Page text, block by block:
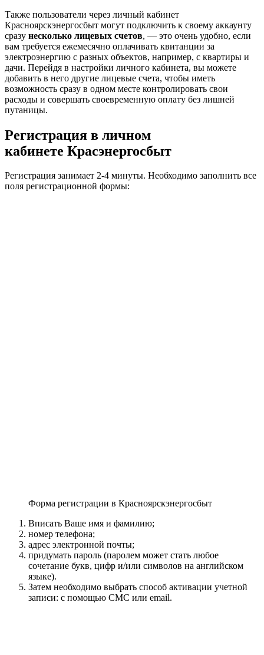
Также пользователи через личный кабинет
Красноярскэнергосбыт могут подключить к своему аккаунту
сразу несколько лицевых счетов, — это очень удобно, если
вам требуется ежемесячно оплачивать квитанции за
электроэнергию с разных объектов, например, с квартиры и
дачи. Перейдя в настройки личного кабинета, вы можете
добавить в него другие лицевые счета, чтобы иметь
возможность сразу в одном месте контролировать свои
расходы и совершать своевременную оплату без лишней
путаницы.
Регистрация в личном
кабинете Красэнергосбыт
Регистрация занимает 2-4 минуты. Необходимо заполнить все
поля регистрационной формы:
Форма регистрации в Красноярскэнергосбыт
Вписать Ваше имя и фамилию;
номер телефона;
адрес электронной почты;
придумать пароль (паролем может стать любое
сочетание букв, цифр и/или символов на английском
языке).
Затем необходимо выбрать способ активации учетной
записи: с помощью СМС или email.